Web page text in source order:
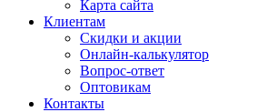
Карта сайта
Клиентам
Скидки и акции
Онлайн-калькулятор
Вопрос-ответ
Оптовикам
Контакты